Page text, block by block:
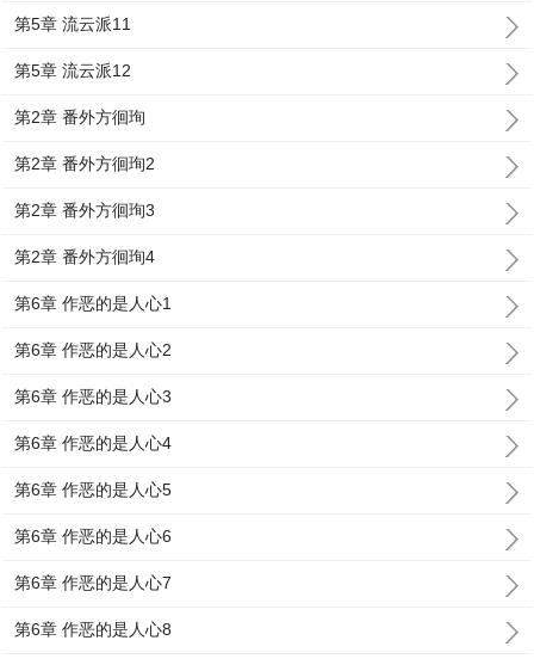
第5章 流云派11
第5章 流云派12
第2章 番外方徊珣
第2章 番外方徊珣2
第2章 番外方徊珣3
第2章 番外方徊珣4
第6章 作恶的是人心1
第6章 作恶的是人心2
第6章 作恶的是人心3
第6章 作恶的是人心4
第6章 作恶的是人心5
第6章 作恶的是人心6
第6章 作恶的是人心7
第6章 作恶的是人心8